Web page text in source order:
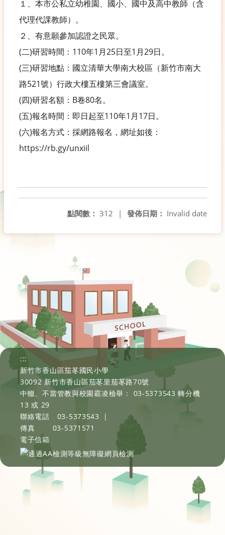
１、本市公私立幼稚園、國小、國中及高中教師（含
代理代課教師）。
２、有意願參加認證之民眾。
(二)研習時間：110年1月25日至1月29日。
(三)研習地點：國立清華大學南大校區（新竹市南大
路521號）行政大樓五樓第三會議室。
(四)研習名額：B卷80名。
(五)報名時間：即日起至110年1月17日。
(六)報名方式：採網路報名，網址如後：
https://rb.gy/unxiil
發佈日期： Invalid date
點閱數： 312 |
:::
新竹市香山區茄苳國民小學
30092 新竹市香山區茄苳里茄苳路70號
中輟、不當管教與校園霸凌檢舉： 03-5373543 轉分機
13 或 29
聯絡電話
03-5373543
|
傳真
03-5371571
電子信箱